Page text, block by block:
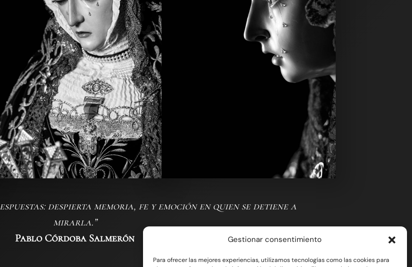
Gestionar consentimiento
Para ofrecer las mejores experiencias, utilizamos tecnologías como las cookies para
despierta memoria, fe y emoción en quien se detiene a
mirarla.”
Pablo Córdoba Salmerón